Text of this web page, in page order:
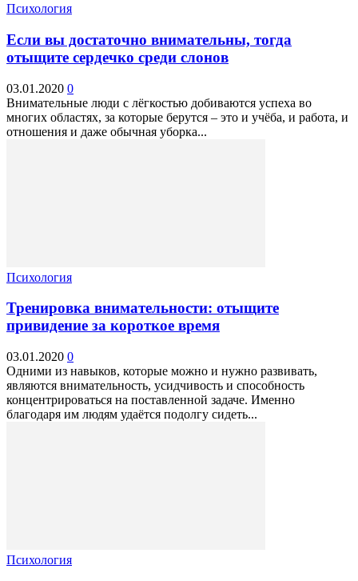
Психология
Если вы достаточно внимательны, тогда
отыщите сердечко среди слонов
03.01.2020 0
Внимательные люди с лёгкостью добиваются успеха во
многих областях, за которые берутся – это и учёба, и работа, и
отношения и даже обычная уборка...
Психология
Тренировка внимательности: отыщите
привидение за короткое время
03.01.2020 0
Одними из навыков, которые можно и нужно развивать,
являются внимательность, усидчивость и способность
концентрироваться на поставленной задаче. Именно
благодаря им людям удаётся подолгу сидеть...
Психология